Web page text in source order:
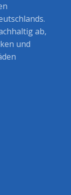
ab,
und